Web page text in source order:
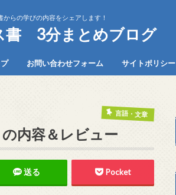
からの学びの内容をシェアします！
書 3分まとめブログ
お問い合わせフォーム サイトポリシー
言語・文章
内容＆レビュー
送る Pocket